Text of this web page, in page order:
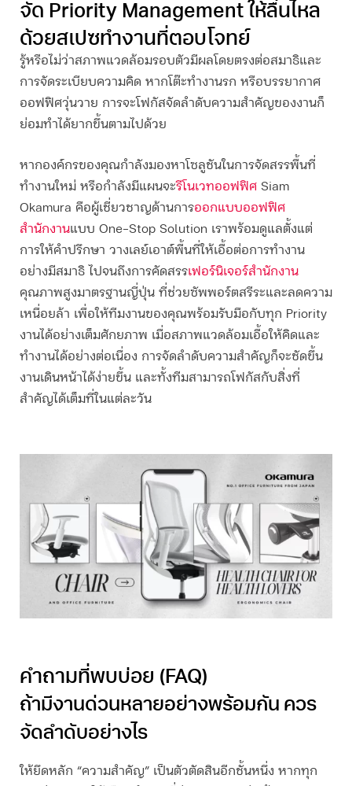
จัด Priority Managementให้ลื่นไหล
ด้วยสเปซทำงานที่ตอบโจทย์
รู้หรือไม่ว่าสภาพแวดล้อมรอบตัวมีผลโดยตรงต่อสมาธิและ
การจัดระเบียบความคิด หากโต๊ะทำงานรก หรือบรรยากาศ
ออฟฟิศวุ่นวาย การจะโฟกัสจัดลำดับความสำคัญของงานก็
ย่อมทำได้ยากขึ้นตามไปด้วย
หากองค์กรของคุณกำลังมองหาโซลูชันในการจัดสรรพื้นที่
ทำงานใหม่ หรือกำลังมีแผนจะรีโนเวทออฟฟิศ Siam
Okamura คือผู้เชี่ยวชาญด้านการออกแบบออฟฟิศ
สำนักงานแบบ One-Stop Solution เราพร้อมดูแลตั้งแต่
การให้คำปรึกษา วางเลย์เอาต์พื้นที่ให้เอื้อต่อการทำงาน
อย่างมีสมาธิ ไปจนถึงการคัดสรรเฟอร์นิเจอร์สำนักงาน
คุณภาพสูงมาตรฐานญี่ปุ่น ที่ช่วยซัพพอร์ตสรีระและลดความ
เหนื่อยล้า เพื่อให้ทีมงานของคุณพร้อมรับมือกับทุก Priority
งานได้อย่างเต็มศักยภาพ เมื่อสภาพแวดล้อมเอื้อให้คิดและ
ทำงานได้อย่างต่อเนื่อง การจัดลำดับความสำคัญก็จะชัดขึ้น
งานเดินหน้าได้ง่ายขึ้น และทั้งทีมสามารถโฟกัสกับสิ่งที่
สำคัญได้เต็มที่ในแต่ละวัน
คำถามที่พบบ่อย (FAQ)
ถ้ามีงานด่วนหลายอย่างพร้อมกัน ควร
จัดลำดับอย่างไร
ให้ยึดหลัก “ความสำคัญ” เป็นตัวตัดสินอีกชั้นหนึ่ง หากทุก